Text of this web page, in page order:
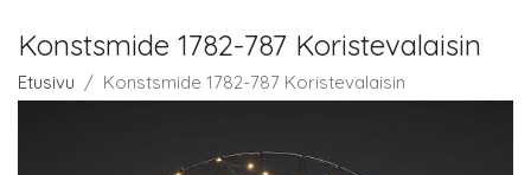
Konstsmide 1782-787 Koristevalaisin
Etusivu Konstsmide 1782-787 Koristevalaisin